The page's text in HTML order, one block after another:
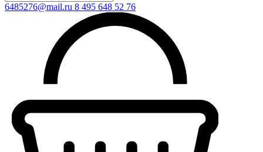
6485276@mail.ru 8 495 648 52 76